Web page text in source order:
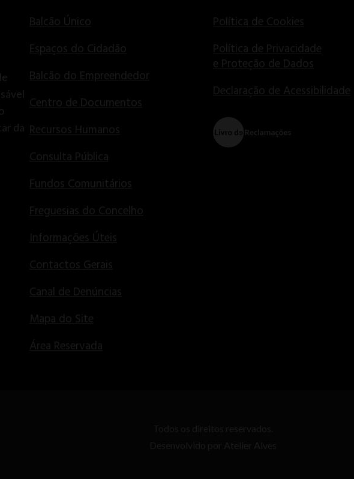
da
Balcão Único
Espaços do Cidadão
Balcão do Empreendedor
Centro de Documentos
Recursos Humanos
Consulta Pública
Fundos Comunitários
Freguesias do Concelho
Informações Úteis
Contactos Gerais
Canal de Denúncias
Mapa do Site
Área Reservada
Política de Cookies
Política de Privacidade
e Proteção de Dados
Declaração de Acessibilidade